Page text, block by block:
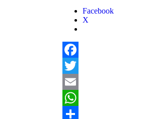
Facebook
X
Facebook
Twitter
Email
WhatsApp